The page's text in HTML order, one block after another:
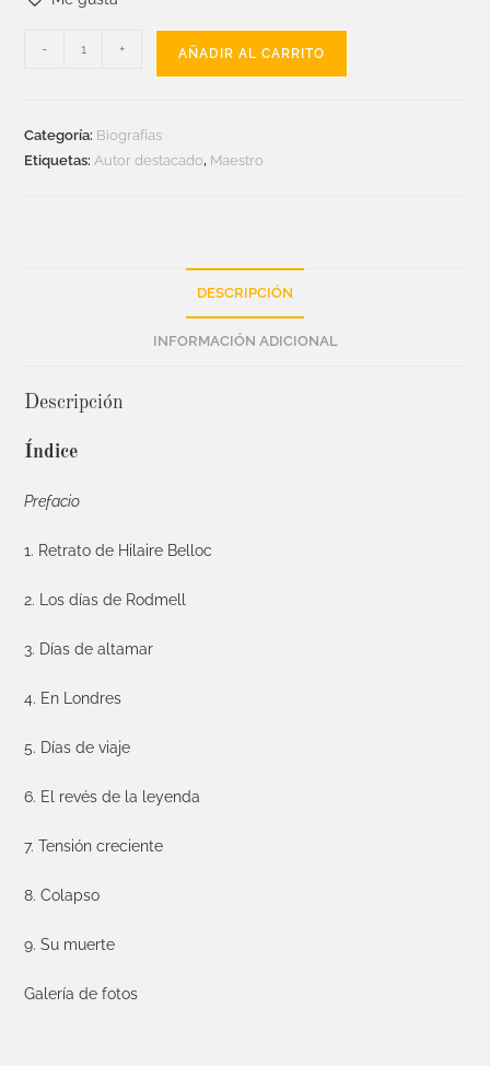
- + AÑADIR AL CARRITO
Categoría: Biografías
Etiquetas:Autor destacado, Maestro
DESCRIPCIÓN
INFORMACIÓN ADICIONAL
Descripción
Índice
Prefacio
1. Retrato de Hilaire Belloc
2. Los días de Rodmell
3. Días de altamar
4. En Londres
5. Días de viaje
6. El revés de la leyenda
7. Tensión creciente
8. Colapso
9. Su muerte
Galería de fotos